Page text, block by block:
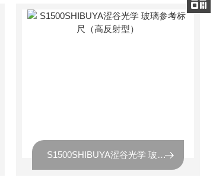
S1500SHIBUYA涩谷光学 玻璃参考标尺（高反射型）
电话